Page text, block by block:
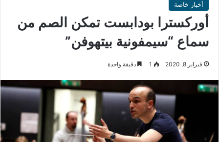
أخبار خاصة
أوركسترا بودابست تمكن الصم من
سماع “سيمفونية بيتهوفن”
فبراير 8, 2020 1 دقيقة واحدة